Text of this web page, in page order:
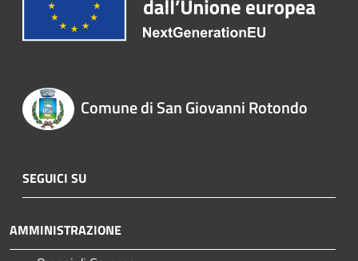
Comune di San Giovanni Rotondo
SEGUICI SU
AMMINISTRAZIONE